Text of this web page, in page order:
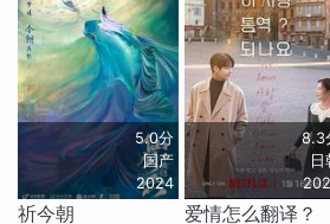
5.0分
国产
2024
祈今朝
8.3
日
爱情怎么翻译？